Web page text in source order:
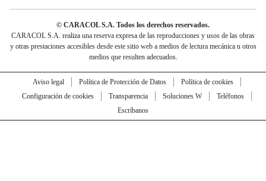
© CARACOL S.A. Todos los derechos reservados.
CARACOL S.A. realiza una reserva expresa de las reproducciones y usos de las obras
y otras prestaciones accesibles desde este sitio web a medios de lectura mecánica u otros
medios que resulten adecuados.
Aviso legal Política de Protección de Datos
Política de cookies
Configuración de cookies
Transparencia Soluciones W
Teléfonos
Escríbanos